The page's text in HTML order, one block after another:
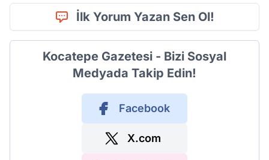
İlk Yorum Yazan Sen Ol!
Kocatepe Gazetesi - Bizi Sosyal
Medyada Takip Edin!
Facebook
X.com